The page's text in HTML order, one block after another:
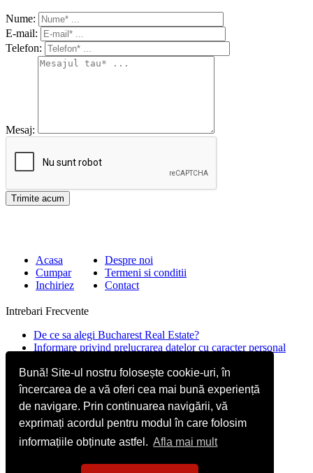
Bună! Site-ul nostru folosește cookie-uri, în
încercarea de a vă oferi cea mai bună experiență
de navigare. Prin continuarea navigării, vă
exprimați acordul pentru modul în care folosim
informațiile obținute astfel. Afla mai mult
Nume:
E-mail:
Telefon:
Mesaj:
Acasa
Cumpar
Inchiriez
Despre noi
Termeni si conditii
Contact
Intrebari Frecvente
De ce sa alegi Bucharest Real Estate?
Informare privind prelucrarea datelor cu caracter personal
Contact
Str. Mircea Eliade 16, Voluntari077190
Giuseppe Garibaldi nr.1, parter, Bucuresti
+40.722 224 654